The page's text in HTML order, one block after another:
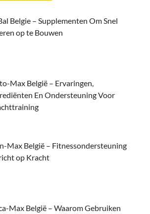
Belgie – Supplementen Om Snel
op te Bouwen
Max België – Ervaringen,
En Ondersteuning Voor
Max België – Fitnessondersteuning
op Kracht
Max België – Waarom Gebruiken